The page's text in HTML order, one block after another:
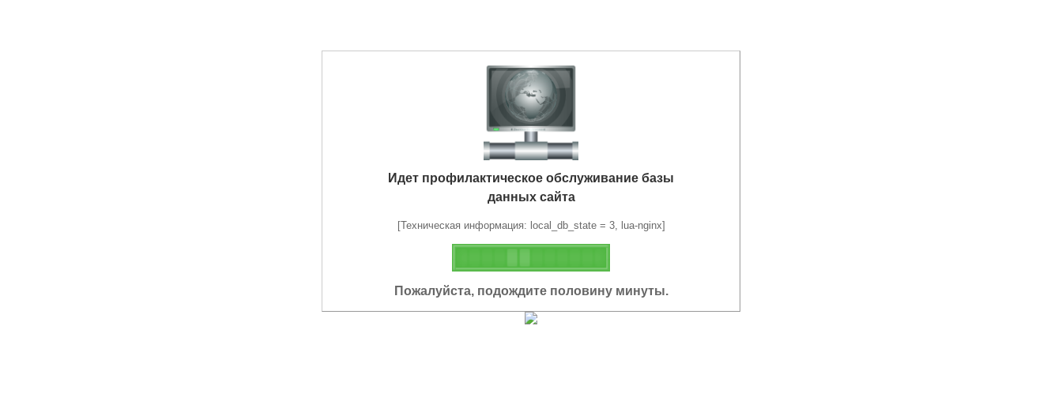
Идет профилактическое обслуживание базы
данных сайта
[Техническая информация: local_db_state = 3, lua-nginx]
Пожалуйста, подождите половину минуты.